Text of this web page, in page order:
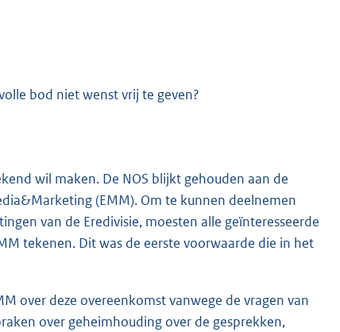
bod niet wenst vrij te geven?
wil maken. De NOS blijkt gehouden aan de
(EMM). Om te kunnen deelnemen
van de Eredivisie, moesten alle geïnteresseerde
tekenen. Dit was de eerste voorwaarde die in het
over deze overeenkomst vanwege de vragen van
over geheimhouding over de gesprekken,